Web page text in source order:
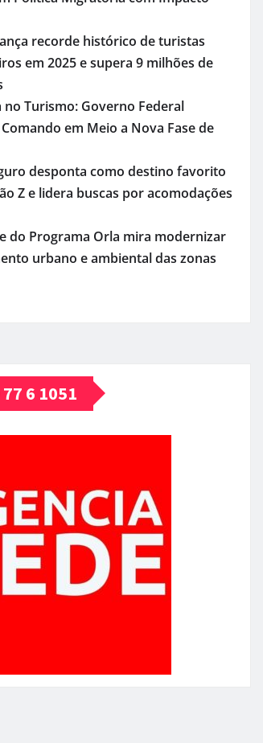
recorde histórico de turistas
em 2025 e supera 9 milhões de
no Turismo: Governo Federal
em Meio a Nova Fase de
desponta como destino favorito
Z e lidera buscas por acomodações
do Programa Orla mira modernizar
urbano e ambiental das zonas
6 1051